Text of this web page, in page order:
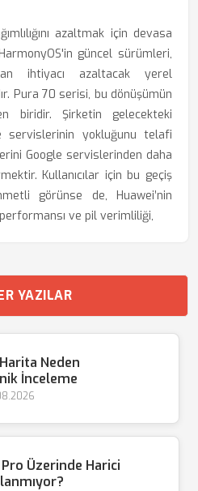
azaltmak için devasa
güncel sürümleri,
ihtiyacı azaltacak yerel
Pura 70 serisi, bu dönüşümün
biridir. Şirketin gelecekteki
servislerinin yokluğunu telafi
Google servislerinden daha
Kullanıcılar için bu geçiş
görünse de, Huawei’nin
ve pil verimliliği,
YAZILAR
Neden
İnceleme
Üzerinde Harici